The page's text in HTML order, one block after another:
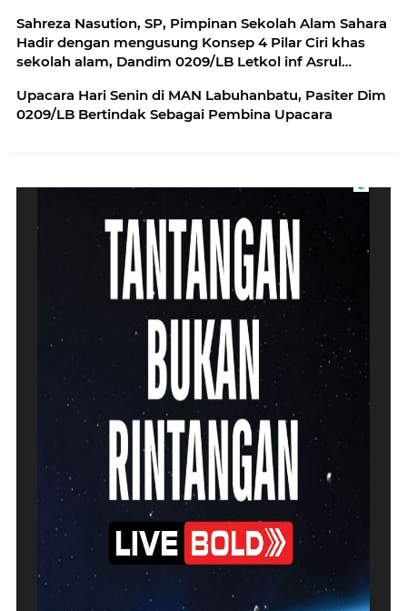
Sahreza Nasution, SP, Pimpinan Sekolah Alam Sahara
Hadir dengan mengusung Konsep 4 Pilar Ciri khas
sekolah alam, Dandim 0209/LB Letkol inf Asrul
baik, patuh dan tunduk kepada orangtua,"
Upacara Hari Senin di MAN Labuhanbatu, Pasiter Dim
0209/LB Bertindak Sebagai Pembina Upacara